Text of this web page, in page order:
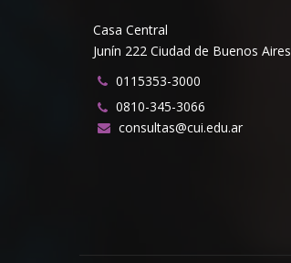
Casa Central
Junín 222 Ciudad de Buenos Aires
0115353-3000
0810-345-3066
consultas@cui.edu.ar